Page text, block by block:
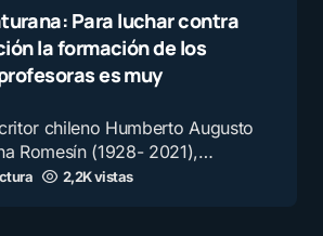
Para luchar contra
la formación de los
es muy
chileno Humberto Augusto
Romesín (1928- 2021),…
2,2K vistas